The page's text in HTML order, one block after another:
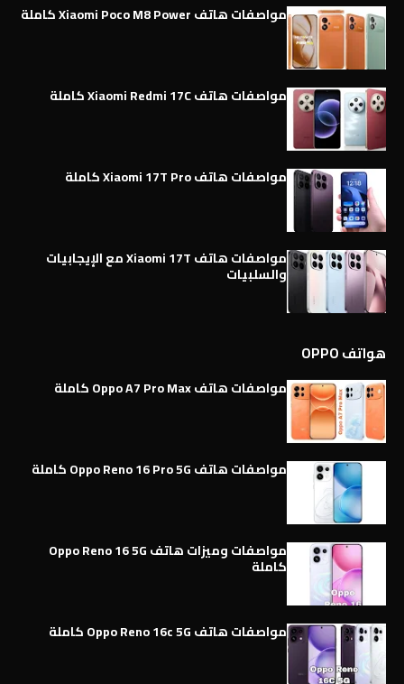
مواصفات هاتف Xiaomi Poco M8 Power كاملة
مواصفات هاتف Xiaomi Redmi 17C كاملة
مواصفات هاتف Xiaomi 17T Pro كاملة
مواصفات هاتف Xiaomi 17T مع الإيجابيات
والسلبيات
هواتف OPPO
مواصفات هاتف Oppo A7 Pro Max كاملة
مواصفات هاتف Oppo Reno 16 Pro 5G كاملة
مواصفات وميزات هاتف Oppo Reno 16 5G
كاملة
مواصفات هاتف Oppo Reno 16c 5G كاملة